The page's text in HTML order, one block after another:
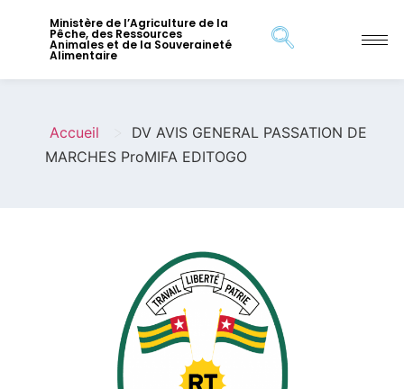
Ministère de l’Agriculture de la
Pêche, des Ressources
Animales et de la Souveraineté
Alimentaire
Accueil
DV AVIS GENERAL PASSATION DE
MARCHES ProMIFA EDITOGO